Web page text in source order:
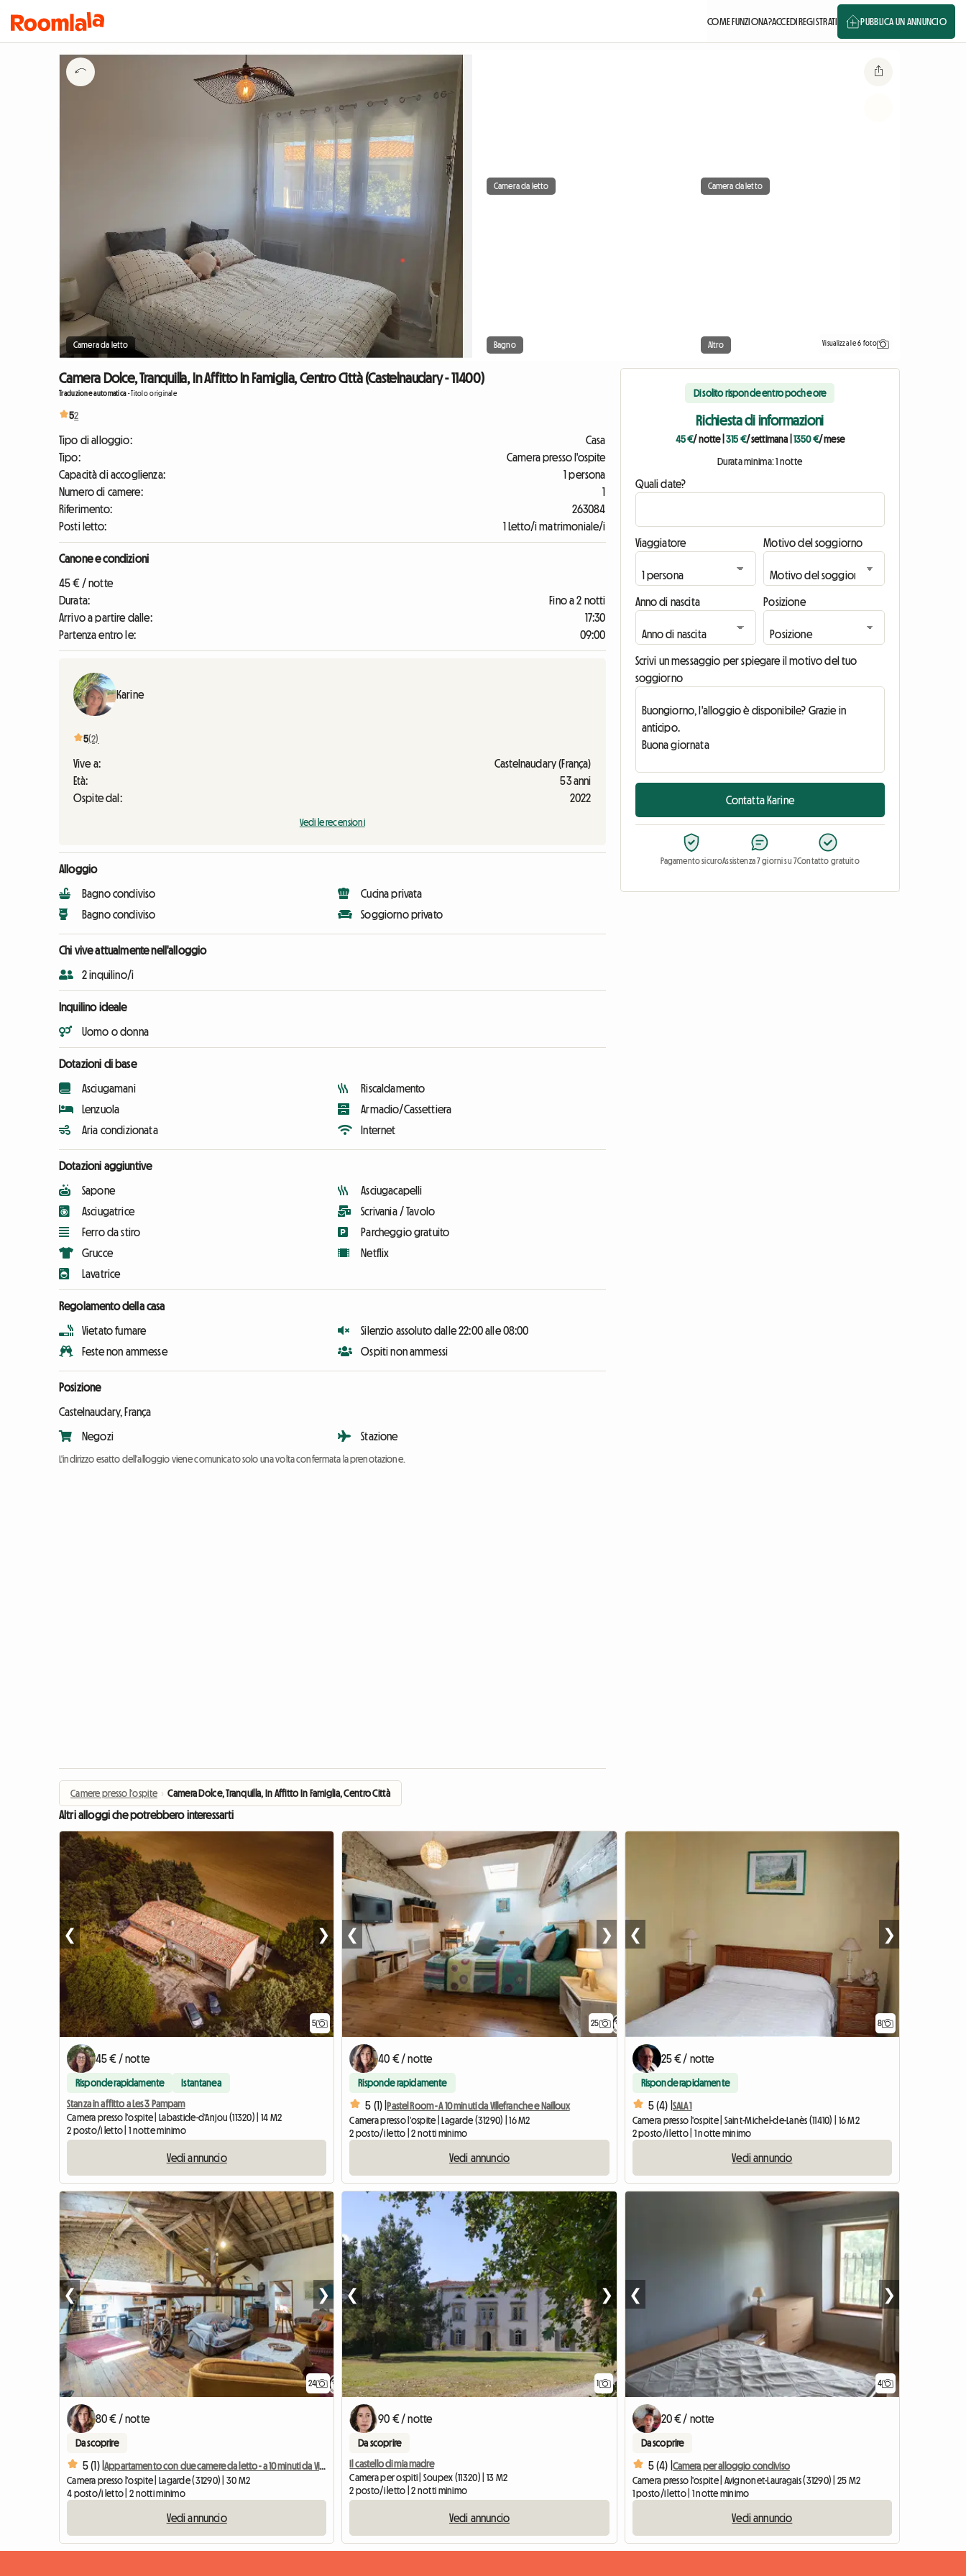
COME FUNZIONA?ACCEDIREGISTRATI PUBBLICA UN ANNUNCIO
Camera da letto
Camera da letto Camera da letto
Bagno Altro Visualizza le 6 foto
Camera Dolce, Tranquilla, In Affitto In Famiglia, Centro Città (Castelnaudary - 11400)
Traduzione automatica-Titolo originale
52
Tipo di alloggio:
Casa
Tipo:
Camera presso l'ospite
Capacità di accoglienza:
1 persona
Numero di camere:
1
Riferimento:
263084
Posti letto:
1 Letto/i matrimoniale/i
Canone e condizioni
45 € / notte
Durata:
Fino a 2 notti
Arrivo a partire dalle:
17:30
Partenza entro le:
09:00
Karine
5(2)
Vive a:
Castelnaudary (França)
Età:
53 anni
Ospite dal:
2022
Vedi le recensioni
Alloggio
Bagno condiviso
Bagno condiviso
Cucina privata
Soggiorno privato
Chi vive attualmente nell'alloggio
2 inquilino/i
Inquilino ideale
Uomo o donna
Dotazioni di base
Asciugamani
Lenzuola
Aria condizionata
Riscaldamento
Armadio/Cassettiera
Internet
Dotazioni aggiuntive
Sapone
Asciugatrice
Ferro da stiro
Grucce
Lavatrice
Asciugacapelli
Scrivania / Tavolo
Parcheggio gratuito
Netflix
Regolamento della casa
Vietato fumare
Feste non ammesse
Silenzio assoluto dalle 22:00 alle 08:00
Ospiti non ammessi
Posizione
Castelnaudary, França
Negozi Stazione
L'indirizzo esatto dell'alloggio viene comunicato solo una volta confermata la prenotazione.
Di solito risponde entro poche ore
Richiesta di informazioni
45 €/ notte| 315 €/ settimana 1350 €/ mese
Durata minima: 1 notte
Quali date?
Viaggiatore Motivo del soggiorno
Anno di nascita Posizione
Scrivi un messaggio per spiegare il motivo del tuo
soggiorno
Contatta Karine
Pagamento sicuroAssistenza 7 giorni su 7Contatto gratuito
Camere presso l'ospite › Camera Dolce, Tranquilla, In Affitto In Famiglia, Centro Città
Altri alloggi che potrebbero interessarti
5
❮ ❯
45 € / notte
Risponde rapidamente Istantanea
Stanza in affitto a Les 3 Pampam
Camera presso l'ospite | Labastide-d'Anjou (11320) | 14 M2
2 posto/i letto | 1 notte minimo
Vedi annuncio
25
❮ ❯
40 € / notte
Risponde rapidamente
5 (1) |Pastel Room - A 10 minuti da Villefranche e Nailloux
Camera presso l'ospite | Lagarde (31290) | 16 M2
2 posto/i letto | 2 notti minimo
Vedi annuncio
8
❮ ❯
25 € / notte
Risponde rapidamente
5 (4) | SALA 1
Camera presso l'ospite | Saint-Michel-de-Lanès (11410) | 16 M2
2 posto/i letto | 1 notte minimo
Vedi annuncio
24
❮ ❯
80 € / notte
Da scoprire
5 (1) |
Appartamento con due camere da letto - a 10 minuti da Villefranche e Nailloux
Camera presso l'ospite | Lagarde (31290) | 30 M2
4 posto/i letto | 2 notti minimo
Vedi annuncio
1
Vedi l'annuncio
❮ ❯
90 € / notte
Da scoprire
Il castello di mia madre
Camera per ospiti | Soupex (11320) | 13 M2
2 posto/i letto | 2 notti minimo
Vedi annuncio
4
❮ ❯
20 € / notte
Da scoprire
5 (4) | Camera per alloggio condiviso
Camera presso l'ospite | Avignonet-Lauragais (31290) | 25 M2
1 posto/i letto | 1 notte minimo
Vedi annuncio